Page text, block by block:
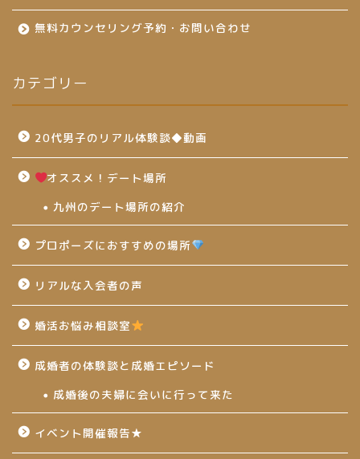
無料カウンセリング予約・お問い合わせ
カテゴリー
20代男子のリアル体験談◆動画
オススメ！デート場所
九州のデート場所の紹介
プロポーズにおすすめの場所
リアルな入会者の声
婚活お悩み相談室
成婚者の体験談と成婚エピソード
成婚後の夫婦に会いに行って来た
イベント開催報告★